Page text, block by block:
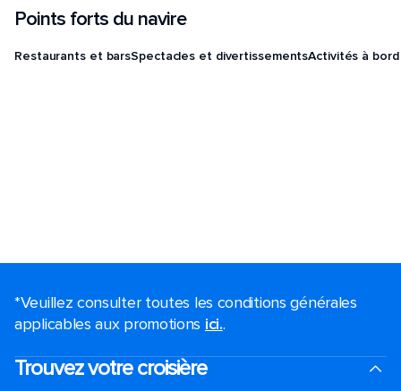
Points forts du navire
Restaurants et barsSpectacles et divertissementsActivités à bord
*Veuillez consulter toutes les conditions générales
applicables aux promotions ici..
Trouvez votre croisière